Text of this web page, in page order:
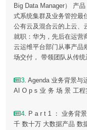
Big Data Manager） 产
式系统集群及业务管控最
公有云及混合云的上云、
就职：华为，先后在运营
云运维平台部门从事产品
场交付， 带领团队从传统
3. Agenda 业务背景与
AI O p s 业 务 场 景 工程
4. P a r t 1 ： 业务背
千 数十万 大数据产品 数